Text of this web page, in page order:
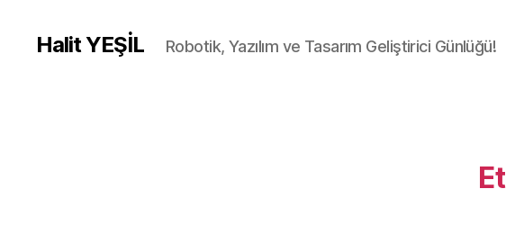
Halit YEŞİL Robotik, Yazılım ve Tasarım Geliştirici Günlüğü!